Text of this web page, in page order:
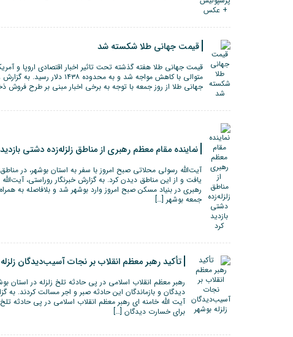
قیمت جهانی طلا شکسته شد
قیمت جهانی طلا هفته گذشته تحت تاثیر اخبار اقتصادی اروپا و
متوالی با کاهش مواجه شد و به
جهانی طلا از روز جمعه با توجه به برخی اخبار مبنی بر طرح فروش
نماینده مقام معظم رهبری از مناطق زلزله‌زده دشتی
آیت‌الله رسولی محلاتی صبح امروز با سفر به استان بوشهر، در
یافت و از این مناطق دیدن کرد. به گزارش خبرنگار روراستی،
رهبری در بنیاد مسکن صبح امروز وارد بوشهر شد و بلافاصله به
جمعه بوشهر […]
تأکید رهبر معظم انقلاب بر نجات آسیب‌دیدگان
رهبر معظم انقلاب اسلامی در پی حادثه تلخ زلزله در استان
دیدگان و بازماندگان این حادثه صبر و اجر مسالت کردند. به
آیت الله خامنه ای رهبر معظم انقلاب اسلامی در پی حادثه
برای خسارت دیدگان […]